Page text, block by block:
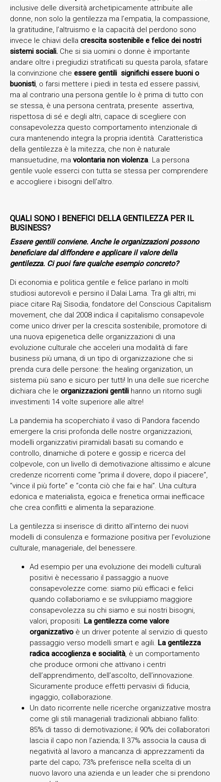
inclusive delle diversità archetipicamente attribuite alle
donne, non solo la gentilezza ma l’empatia, la compassione,
la gratitudine, l’altruismo e la capacità del perdono sono
invece le chiavi della crescita sostenibile e felice dei nostri
sistemi sociali. Che si sia uomini o donne è importante
andare oltre i pregiudizi stratificati su questa parola, sfatare
la convinzione che essere gentili significhi essere buoni o
buonisti, o farsi mettere i piedi in testa ed essere passivi,
ma al contrario una persona gentile lo è prima di tutto con
se stessa, è una persona centrata, presente assertiva,
rispettosa di sé e degli altri, capace di scegliere con
consapevolezza questo comportamento intenzionale di
cura mantenendo integra la propria identità. Caratteristica
della gentilezza è la mitezza, che non è naturale
mansuetudine, ma volontaria non violenza. La persona
gentile vuole esserci con tutta se stessa per comprendere
e accogliere i bisogni dell’altro.
QUALI SONO I BENEFICI DELLA GENTILEZZA PER IL
BUSINESS?
Essere gentili conviene. Anche le organizzazioni possono
beneficiare dal diffondere e applicare il valore della
gentilezza. Ci puoi fare qualche esempio concreto?
Di economia e politica gentile e felice parlano in molti
studiosi autorevoli e persino il Dalai Lama. Tra gli altri, mi
piace citare Raj Sisodia, fondatore del Conscious Capitalism
movement, che dal 2008 indica il capitalismo consapevole
come unico driver per la crescita sostenibile, promotore di
una nuova epigenetica delle organizzazioni di una
evoluzione culturale che acceleri una modalità di fare
business più umana, di un tipo di organizzazione che si
prenda cura delle persone: the healing organization, un
sistema più sano e sicuro per tutti! In una delle sue ricerche
dichiara che le organizzazioni gentili hanno un ritorno sugli
investimenti 14 volte superiore alle altre!
La pandemia ha scoperchiato il vaso di Pandora facendo
emergere la crisi profonda delle nostre organizzazioni,
modelli organizzativi piramidali basati su comando e
controllo, dinamiche di potere e gossip e ricerca del
colpevole, con un livello di demotivazione altissimo e alcune
credenze ricorrenti come “prima il dovere, dopo il piacere”,
“vince il più forte” e “conta ciò che fai e hai”. Una cultura
edonica e materialista, egoica e frenetica ormai inefficace
che crea conflitti e alimenta la separazione.
La gentilezza si inserisce di diritto all’interno dei nuovi
modelli di consulenza e formazione positiva per l’evoluzione
culturale, manageriale, del benessere.
Ad esempio per una evoluzione dei modelli culturali
positivi è necessario il passaggio a nuove
consapevolezze come: siamo più efficaci e felici
quando collaboriamo e se sviluppiamo maggiore
consapevolezza su chi siamo e sui nostri bisogni,
valori, propositi. La gentilezza come valore
organizzativo è un driver potente al servizio di questo
passaggio verso modelli smart e agili. La gentilezza
radica accoglienza e socialità, è un comportamento
che produce ormoni che attivano i centri
dell’apprendimento, dell’ascolto, dell’innovazione.
Sicuramente produce effetti pervasivi di fiducia,
ingaggio, collaborazione.
Un dato ricorrente nelle ricerche organizzative mostra
come gli stili manageriali tradizionali abbiano fallito:
85% di tasso di demotivazione; il 90% dei collaboratori
lascia il capo non l’azienda; Il 37% associa la causa di
negatività al lavoro a mancanza di apprezzamenti da
parte del capo; 73% preferisce nella scelta di un
nuovo lavoro una azienda e un leader che si prendono